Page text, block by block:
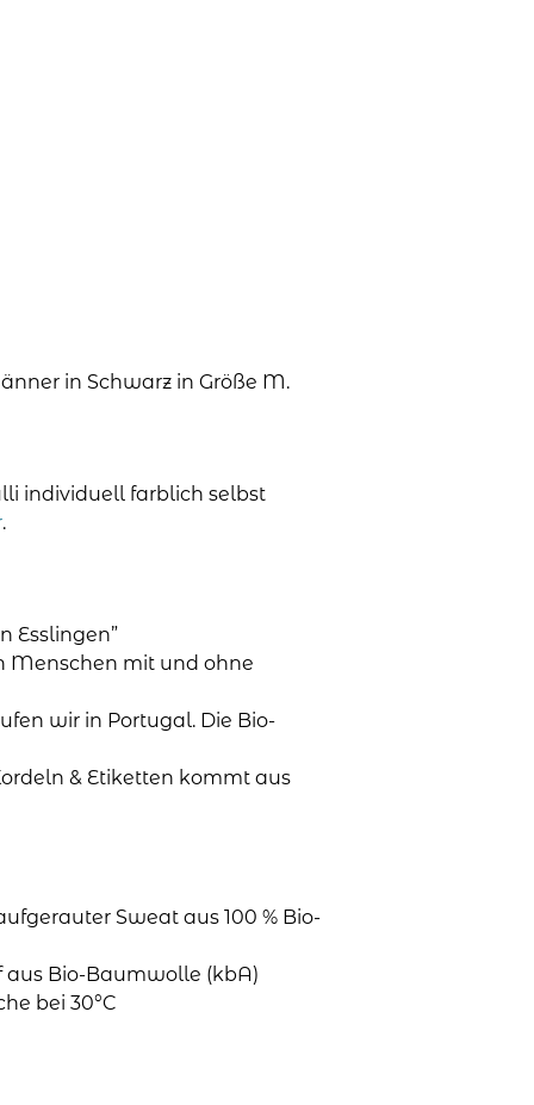
in Schwarz in Größe M.
individuell farblich selbst
.
Esslingen”
Menschen mit und ohne
wir in Portugal. Die Bio-
& Etiketten kommt aus
Sweat aus 100 % Bio-
aus Bio-Baumwolle (kbA)
bei 30°C